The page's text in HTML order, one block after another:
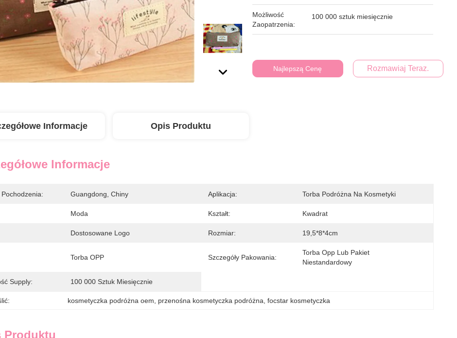
Możliwość
Zaopatrzenia:
100 000 sztuk miesięcznie
Najlepszą Cenę Rozmawiaj Teraz.
Informacje Opis Produktu
Informacje
Guangdong, Chiny Aplikacja: Torba Podróżna Na Kosmetyki
Moda Kształt: Kwadrat
Dostosowane Logo Rozmiar: 19,5*8*4cm
Torba OPP Szczegóły Pakowania:
Torba Opp Lub Pakiet
Niestandardowy
Supply: 100 000 Sztuk Miesięcznie
kosmetyczka podróżna oem przenośna kosmetyczka podróżna , focstar kosmetyczka
Produktu